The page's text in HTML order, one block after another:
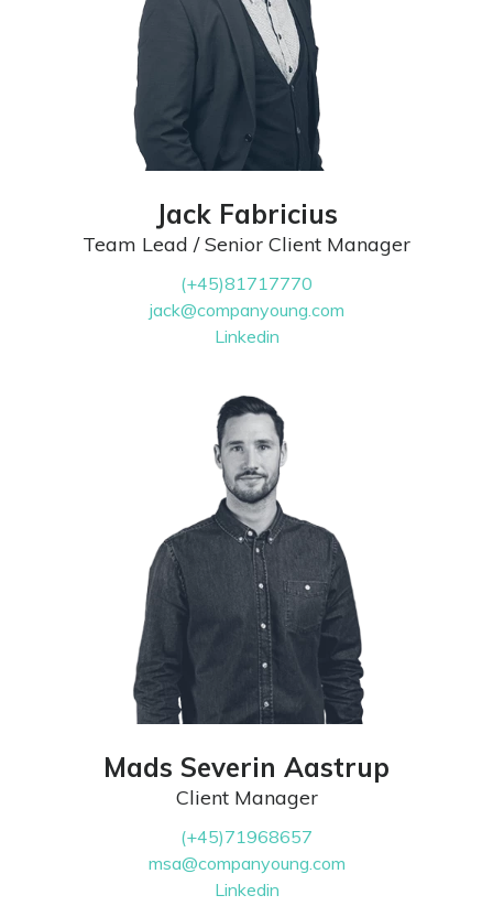
Jack Fabricius
Team Lead / Senior Client Manager
(+45)81717770
jack@companyoung.com
Linkedin
Mads Severin Aastrup
Client Manager
(+45)71968657
msa@companyoung.com
Linkedin